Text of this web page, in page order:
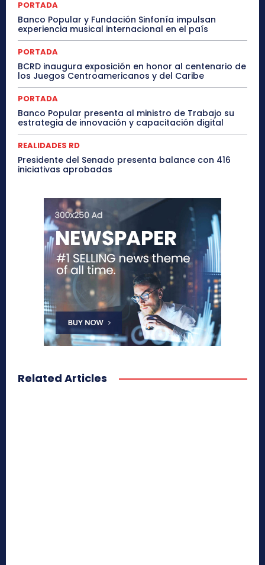
PORTADA
Banco Popular y Fundación Sinfonía impulsan
experiencia musical internacional en el país
PORTADA
BCRD inaugura exposición en honor al centenario de
los Juegos Centroamericanos y del Caribe
PORTADA
Banco Popular presenta al ministro de Trabajo su
estrategia de innovación y capacitación digital
REALIDADES RD
Presidente del Senado presenta balance con 416
iniciativas aprobadas
Related Articles